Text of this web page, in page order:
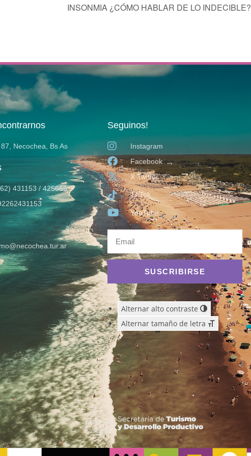
INSONMIA ¿CÓMO HABLAR DE LO INDECIBLE?
Necochea, Bs As
431153 / 425665
Seguinos!
Instagram
Facebook
X Twitter
TikTok
YouTube
SUSCRIBIRSE
Alternar alto contraste
Alternar tamaño de letra